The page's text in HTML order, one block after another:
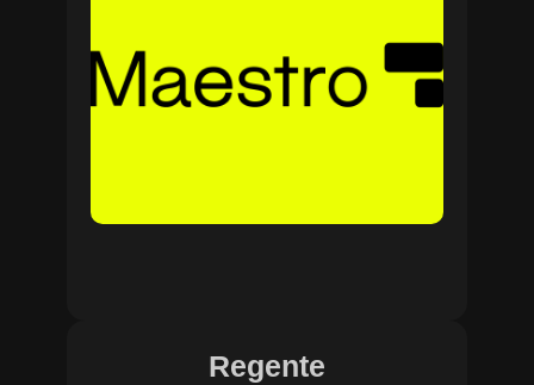
Regente